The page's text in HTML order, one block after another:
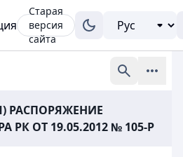
Старая
версия
сайта
РАСПОРЯЖЕНИЕ
РК ОТ 19.05.2012 № 105-Р